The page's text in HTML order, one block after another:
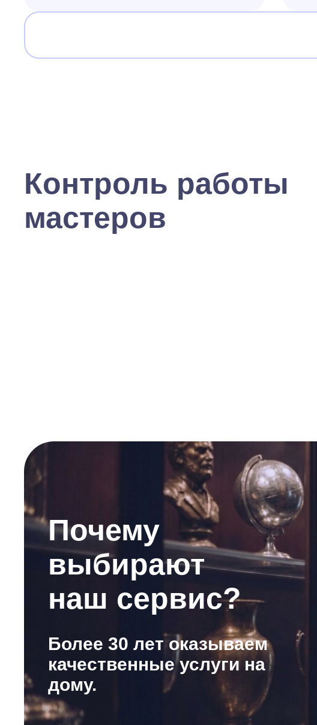
Контроль работы
мастеров
Почему
выбирают
наш сервис?
Более 30 лет оказываем
качественные услуги на
дому.